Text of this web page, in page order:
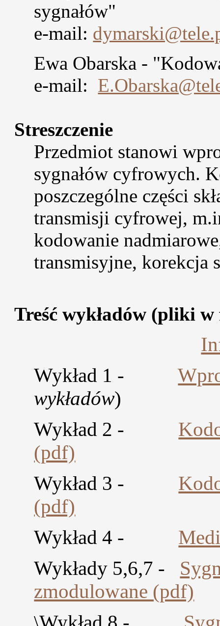
sygnałów"
e-mail:
Ewa Obarska -
e-mail:
Streszczenie
Przedmiot stanowi
sygnałów cyfrowych.
poszczególne części
transmisji cyfrowej,
kodowanie
transmisyjne, korekcja
Treść wykładów (pliki
Wykład 1 -
wykładów)
Wykład 2 -
(pdf)
Wykład 3 -
(pdf)
Wykład 4 -
Wykłady 5,6,7 -
zmodulowane (pdf)